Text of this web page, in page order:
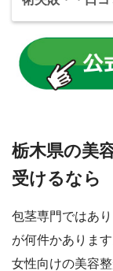
栃木県の美
受けるなら
包茎専門ではあ
が何件かあります
女性向けの美容